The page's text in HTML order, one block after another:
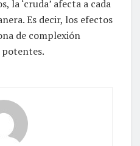
la ‘cruda’ afecta a cada
Es decir, los efectos
de complexión
potentes.